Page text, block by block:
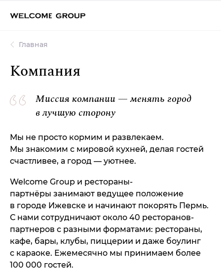
Главная
Компания
Миссия компании — менять город
в лучшую сторону
Мы не просто кормим и развлекаем.
Мы знакомим с мировой кухней, делая гостей
счастливее, а город — уютнее.
Welcome Group и рестораны-
партнёры занимают ведущее положение
в городе Ижевске и начинают покорять Пермь.
С нами сотрудничают около 40 ресторанов-
партнеров с разными форматами: рестораны,
кафе, бары, клубы, пиццерии и даже боулинг
с караоке. Ежемесячно мы принимаем более
100 000 гостей.